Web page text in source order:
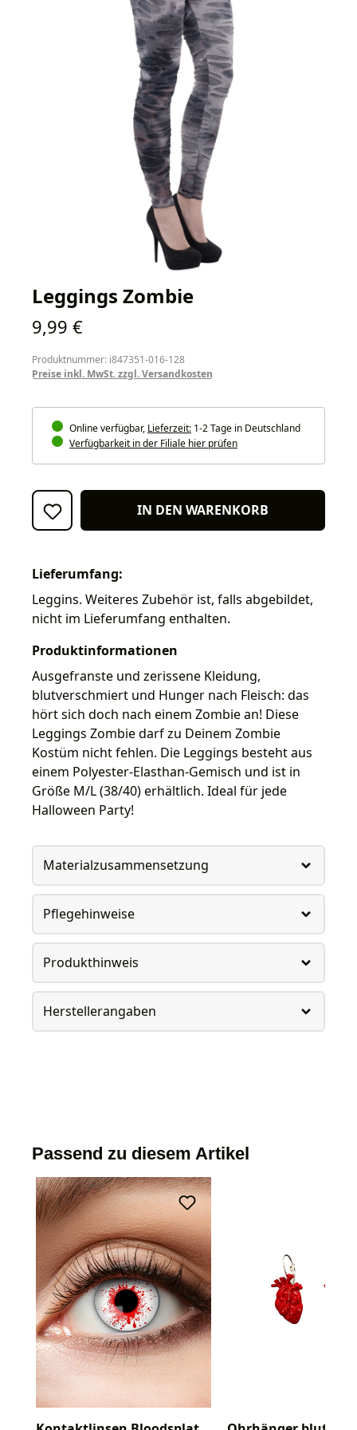
Leggings Zombie
Regulärer Preis:
9,99 €
Produktnummer: i847351-016-128
Preise inkl. MwSt. zzgl. Versandkosten
Online verfügbar, Lieferzeit: 1-2 Tage in Deutschland
Verfügbarkeit in der Filiale hier prüfen
IN DEN WARENKORB
Lieferumfang:
Leggins. Weiteres Zubehör ist, falls abgebildet,
nicht im Lieferumfang enthalten.
Produktinformationen
Ausgefranste und zerissene Kleidung,
blutverschmiert und Hunger nach Fleisch: das
hört sich doch nach einem Zombie an! Diese
Leggings Zombie darf zu Deinem Zombie
Kostüm nicht fehlen. Die Leggings besteht aus
einem Polyester-Elasthan-Gemisch und ist in
Größe M/L (38/40) erhältlich. Ideal für jede
Halloween Party!
Materialzusammensetzung
Pflegehinweise
Produkthinweis
Herstellerangaben
Passend zu diesem Artikel